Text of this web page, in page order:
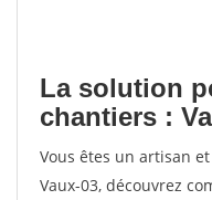
La solution
chantiers :
Vous êtes un artisan
Vaux-03, découvrez